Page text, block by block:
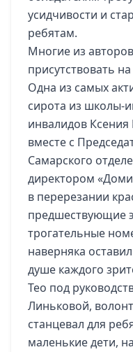
усидчивости и
ребятам.
Многие из
присутствовать
Одна из самых
сирота из школы-
инвалидов
вместе с
Самарского
директором
в перерезании
предшествующие
трогательные
наверняка
душе каждого
Тео под
Линьковой,
станцевал для
маленькие дети,